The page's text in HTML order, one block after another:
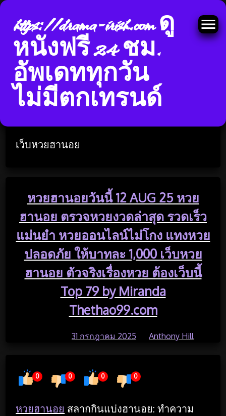
Skip
https://drama-irish.com ดู
หนังฟรี 24 ชม.
อัพเดททุกวัน
ไม่มีตกเทรนด์
หมวดหมู่:เว็บหวยฮานอย
เว็บหวยฮานอย
หวยฮานอยวันนี้ 12 AUG 25 หวย
ฮานอย ตรวจหวยงวดล่าสุด รวดเร็ว
แม่นยำ หวยออนไลน์ไม่โกง แทงหวย
ปลอดภัย ให้บาทละ 1,000 เว็บหวย
ฮานอย ตัวจริงเรื่องหวย ต้องเว็บนี้
Top 79 by Miranda
Thethao99.com
31 กรกฎาคม 2025 Anthony Hill
0 0 0 0
หวยฮานอย สลากกินแบ่งฮานอย: ทำความ